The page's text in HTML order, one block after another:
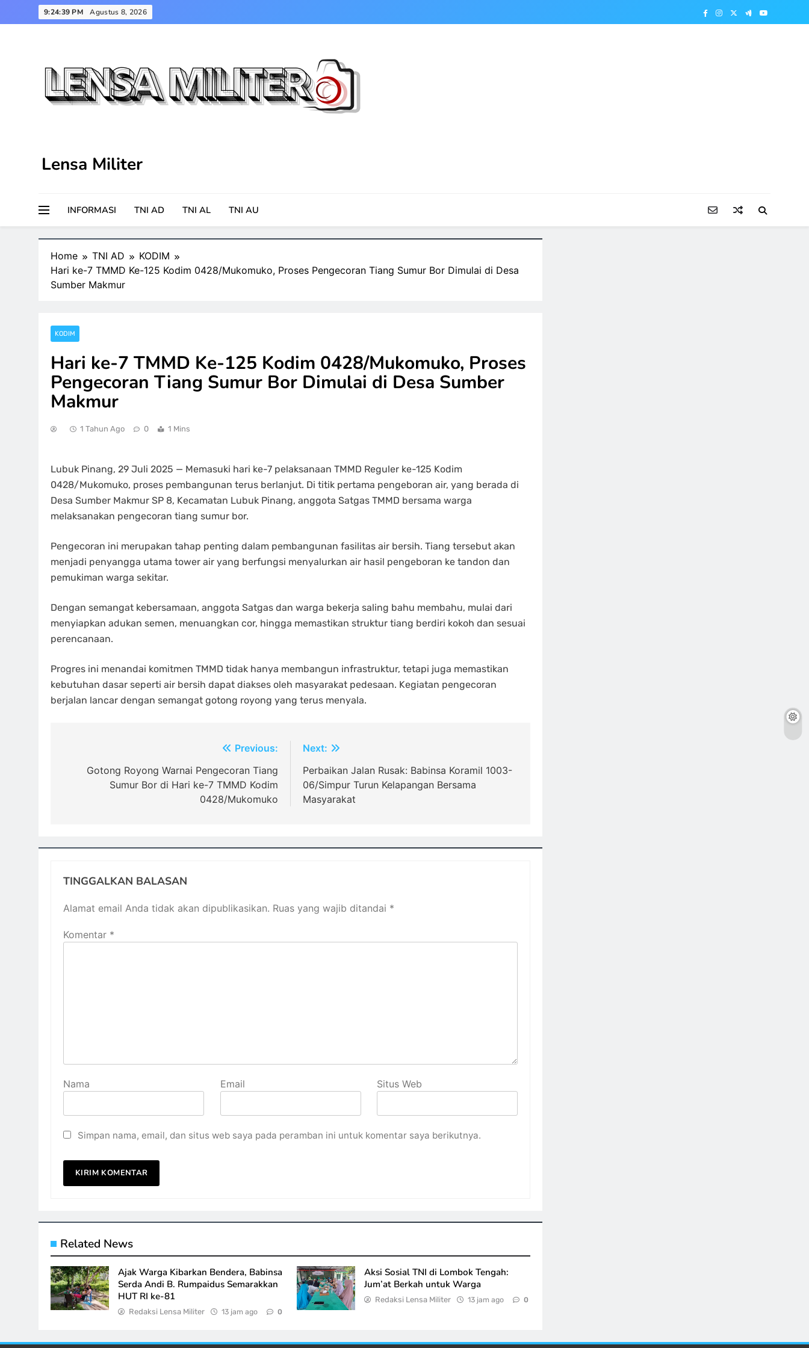
to
9:24:40 PM Agustus 8, 2026
Lensa Militer
INFORMASI TNI AD TNI AL TNI AU
Home TNI AD
KODIM
Hari ke-7 TMMD Ke-125 Kodim 0428/Mukomuko, Proses Pengecoran Tiang Sumur Bor Dimulai di Desa
Sumber Makmur
KODIM
Hari ke-7 TMMD Ke-125 Kodim 0428/Mukomuko, Proses
Pengecoran Tiang Sumur Bor Dimulai di Desa Sumber
Makmur
1 Tahun Ago 0 1 Mins
Lubuk Pinang, 29 Juli 2025 — Memasuki hari ke-7 pelaksanaan TMMD Reguler ke-125 Kodim
0428/Mukomuko, proses pembangunan terus berlanjut. Di titik pertama pengeboran air, yang berada di
Desa Sumber Makmur SP 8, Kecamatan Lubuk Pinang, anggota Satgas TMMD bersama warga
melaksanakan pengecoran tiang sumur bor.
Pengecoran ini merupakan tahap penting dalam pembangunan fasilitas air bersih. Tiang tersebut akan
menjadi penyangga utama tower air yang berfungsi menyalurkan air hasil pengeboran ke tandon dan
pemukiman warga sekitar.
Dengan semangat kebersamaan, anggota Satgas dan warga bekerja saling bahu membahu, mulai dari
menyiapkan adukan semen, menuangkan cor, hingga memastikan struktur tiang berdiri kokoh dan sesuai
perencanaan.
Progres ini menandai komitmen TMMD tidak hanya membangun infrastruktur, tetapi juga memastikan
kebutuhan dasar seperti air bersih dapat diakses oleh masyarakat pedesaan. Kegiatan pengecoran
berjalan lancar dengan semangat gotong royong yang terus menyala.
pos
Previous:
Gotong Royong Warnai Pengecoran Tiang
Sumur Bor di Hari ke-7 TMMD Kodim
0428/Mukomuko
Next:
Perbaikan Jalan Rusak: Babinsa Koramil 1003-
06/Simpur Turun Kelapangan Bersama
Masyarakat
TINGGALKAN BALASAN
Alamat email Anda tidak akan dipublikasikan. Ruas yang wajib ditandai *
Komentar *
Nama Email Situs Web
Simpan nama, email, dan situs web saya pada peramban ini untuk komentar saya berikutnya.
Related News
Ajak Warga Kibarkan Bendera, Babinsa
Serda Andi B. Rumpaidus Semarakkan
HUT RI ke-81
Redaksi Lensa Militer 13 jam ago 0
Aksi Sosial TNI di Lombok Tengah:
Jum’at Berkah untuk Warga
Redaksi Lensa Militer 13 jam ago 0